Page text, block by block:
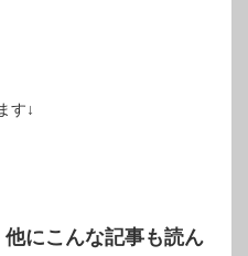
す↓
にこんな記事も読ん